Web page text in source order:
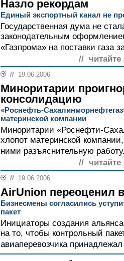
Назло рекордам
Единый экспортный канал не
Государственная дума не
законодательным
«Газпрома» на поставки газа
// читайте
// 19.06.2006
Миноритарии
консолидацию
«Роснефть-
материнской компании
Миноритарии «Роснефти-
хлопот материнской
ними разъяснительную
// читайте
// 19.06.2006
AirUnion переоценил
Бизнесмены согласились
пакет
Инициаторы создания
на то, чтобы контрольный
авиаперевозчика принадлежал